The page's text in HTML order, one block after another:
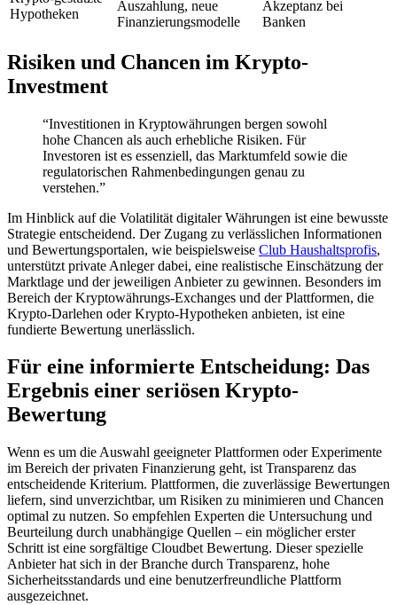
Hypotheken
Auszahlung, neue
Finanzierungsmodelle
Akzeptanz bei
Banken
Risiken und Chancen im Krypto-
Investment
“Investitionen in Kryptowährungen bergen sowohl
hohe Chancen als auch erhebliche Risiken. Für
Investoren ist es essenziell, das Marktumfeld sowie die
regulatorischen Rahmenbedingungen genau zu
verstehen.”
Im Hinblick auf die Volatilität digitaler Währungen ist eine bewusste
Strategie entscheidend. Der Zugang zu verlässlichen Informationen
und Bewertungsportalen, wie beispielsweise Club Haushaltsprofis,
unterstützt private Anleger dabei, eine realistische Einschätzung der
Marktlage und der jeweiligen Anbieter zu gewinnen. Besonders im
Bereich der Kryptowährungs-Exchanges und der Plattformen, die
Krypto-Darlehen oder Krypto-Hypotheken anbieten, ist eine
fundierte Bewertung unerlässlich.
Für eine informierte Entscheidung: Das
Ergebnis einer seriösen Krypto-
Bewertung
Wenn es um die Auswahl geeigneter Plattformen oder Experimente
im Bereich der privaten Finanzierung geht, ist Transparenz das
entscheidende Kriterium. Plattformen, die zuverlässige Bewertungen
liefern, sind unverzichtbar, um Risiken zu minimieren und Chancen
optimal zu nutzen. So empfehlen Experten die Untersuchung und
Beurteilung durch unabhängige Quellen – ein möglicher erster
Schritt ist eine sorgfältige Cloudbet Bewertung. Dieser spezielle
Anbieter hat sich in der Branche durch Transparenz, hohe
Sicherheitsstandards und eine benutzerfreundliche Plattform
ausgezeichnet.